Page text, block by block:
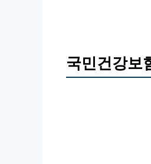
국민건강보